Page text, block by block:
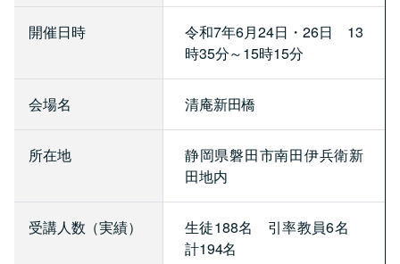
開催日時
令和7年6月24日・26日 13
時35分～15時15分
会場名 清庵新田橋
所在地
静岡県磐田市南田伊兵衛新
田地内
受講人数（実績）
生徒188名 引率教員6名
計194名